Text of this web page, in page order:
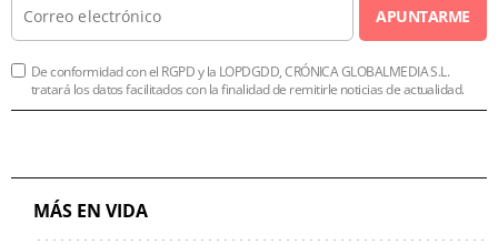
APUNTARME
De conformidad con el RGPD y la LOPDGDD, CRÓNICA GLOBALMEDIA S.L.
tratará los datos facilitados con la finalidad de remitirle noticias de actualidad.
MÁS EN VIDA